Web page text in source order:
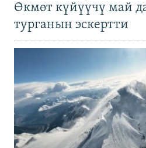
Өкмөт күйүүчү май
турганын эскертти